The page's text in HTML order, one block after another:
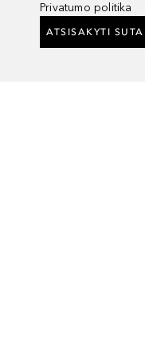
Privatumo politika
ATSISAKYTI